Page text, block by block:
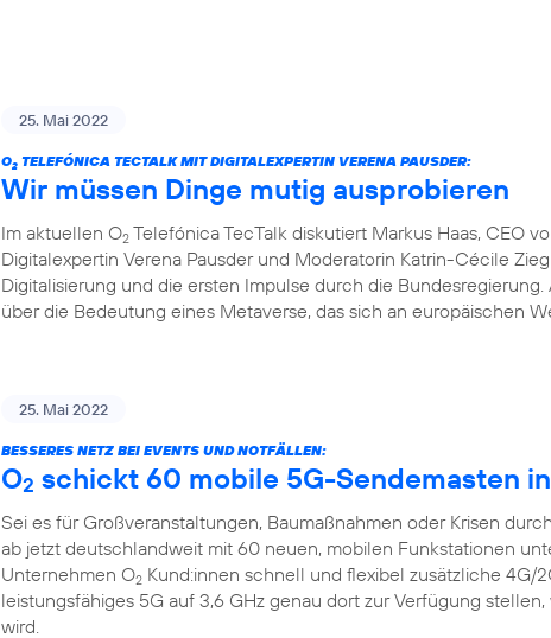
25. Mai 2022
O2 TELEFÓNICA TECTALK MIT DIGITALEXPERTIN VERENA PAUSDER:
Wir müssen Dinge mutig ausprobieren
Im aktuellen O2 Telefónica TecTalk diskutiert Markus Haas, CEO
Digitalexpertin Verena Pausder und Moderatorin Katrin-Cécile
Digitalisierung und die ersten Impulse durch die
über die Bedeutung eines Metaverse, das sich an europäischen
25. Mai 2022
BESSERES NETZ BEI EVENTS UND NOTFÄLLEN:
O2 schickt 60 mobile 5G-Sendemasten
Sei es für Großveranstaltungen, Baumaßnahmen oder Krisen
ab jetzt deutschlandweit mit 60 neuen, mobilen Funkstationen
Unternehmen O2 Kund:innen schnell und flexibel zusätzliche 4G/
leistungsfähiges 5G auf 3,6 GHz genau dort zur Verfügung
wird.